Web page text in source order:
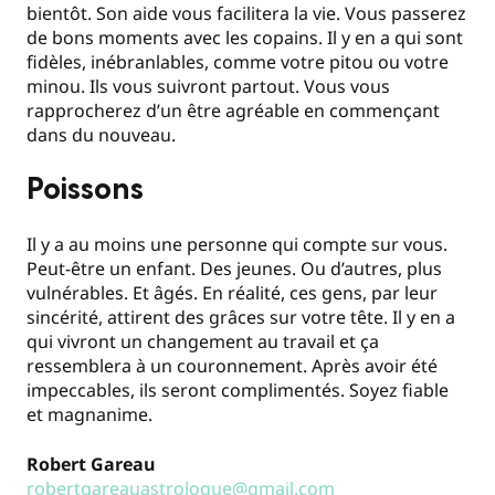
bientôt. Son aide vous facilitera la vie. Vous passerez
de bons moments avec les copains. Il y en a qui sont
fidèles, inébranlables, comme votre pitou ou votre
minou. Ils vous suivront partout. Vous vous
rapprocherez d’un être agréable en commençant
dans du nouveau.
Poissons
Il y a au moins une personne qui compte sur vous.
Peut-être un enfant. Des jeunes. Ou d’autres, plus
vulnérables. Et âgés. En réalité, ces gens, par leur
sincérité, attirent des grâces sur votre tête. Il y en a
qui vivront un changement au travail et ça
ressemblera à un couronnement. Après avoir été
impeccables, ils seront complimentés. Soyez fiable
et magnanime.
Robert Gareau
robertgareauastrologue@gmail.com